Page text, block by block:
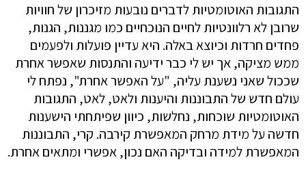
התגובות האוטומטיות לדברים נובעות מזיכרון של חוויות
שרובן לא רלוונטיות לחיים הנוכחיים כמו מגננות, הגנות,
פחדים חרדות וכיוצא באלה. היא עדיין פועלות ולפעמים
ממש מציקה, אך יש לי כבר ידיעה והתנסות שאפשר אחרת
שככול שאני נשענת עליה, "על האפשר אחרת", נפתח לי
עולם חדש של התבוננות והיענות ולאט, לאט, התגובות
האוטומטיות שוכחות, נחלשות, כיוון שפיתחתי הישענות
חדשה על מידת מרחק המאפשרת קירבה. קרי, התבוננות
המאפשרת למידה ובדיקה האם נכון, אפשרי ומתאים אחרת.